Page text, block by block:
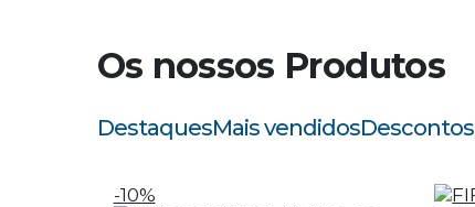
Os nossos Produtos
DestaquesMais vendidosDescontos
-10%